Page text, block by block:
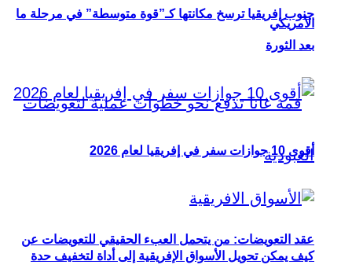
الأمريكي
عقد التعويضات: من يتحمل العبء الحقيقي للتعويضات عن
جنوب إفريقيا ترسخ مكانتها كـ”قوة متوسطة” في مرحلة ما
بعد الثورة
أقوى 10 جوازات سفر في إفريقيا لعام 2026
كيف يمكن تحويل الأسواق الإفريقية إلى أداة لتخفيف حدة